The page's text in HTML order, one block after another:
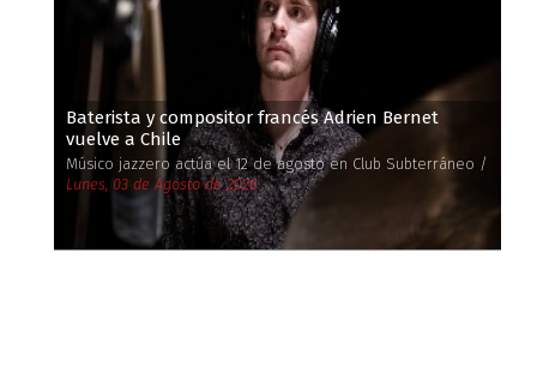
Baterista y compositor francés Adrien Bernet
vuelve a Chile
Músico jazzero actúa el 12 de agosto en Club Subterráneo /
Lunes, 03 de Agosto de 2026